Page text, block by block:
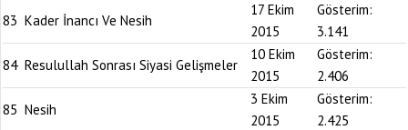
83 Kader İnancı Ve Nesih
17 Ekim
2015
Gösterim:
3.141
84 Resulullah Sonrası Siyasi Gelişmeler
10 Ekim
2015
Gösterim:
2.406
85 Nesih
3 Ekim
2015
Gösterim:
2.425